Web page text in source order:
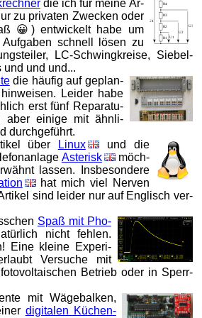
Im­pres­sum /
Da­ten­schutz
die ich für mei­ne Ar­
ha­be um
Auf­ga­ben schnell lö­sen zu
und und und...
die häu­fig auf ge­plan­
erst fünf Re­pa­ra­tu­
durch­ge­führt.
über
Li­nux
und die
As­te­risk
möch­
las­sen. Ins­be­son­de­re
hat mich viel Ner­ven
Spaß mit Pho­
Ver­su­che mit
Be­trieb oder in Sperr­
di­gi­ta­len Kü­chen­